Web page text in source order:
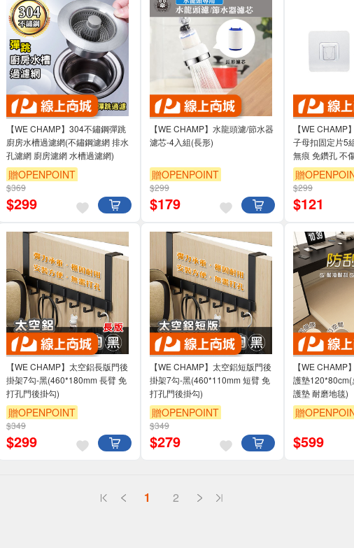
【WE CHAMP】304不鏽鋼彈跳
廚房水槽過濾網(不鏽鋼濾網 排水
孔濾網 廚房濾網 水槽過濾網)
贈OPENPOINT
$369
$299
【WE CHAMP】水龍頭濾/節水器
濾芯-4入組(長形)
贈OPENPOINT
$299
$179
【WE CHAMP
子母扣固定片5
無痕 免鑽孔 不
贈
$299
$121
【WE CHAMP】太空鋁長版門後
掛架7勾-黑(460*180mm 長臂 免
打孔門後掛勾)
贈OPENPOINT
$349
$299
【WE CHAMP】太空鋁短版門後
掛架7勾-黑(460*110mm 短臂 免
打孔門後掛勾)
贈OPENPOINT
$349
$279
【WE CHAMP
護墊
護墊 耐磨地毯)
贈
$599
1 2